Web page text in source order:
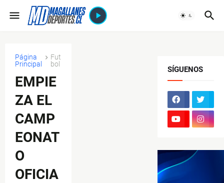
Página
Principal
Fut
bol
EMPIE
ZA EL
CAMP
EONAT
O
OFICIA
SÍGUENOS